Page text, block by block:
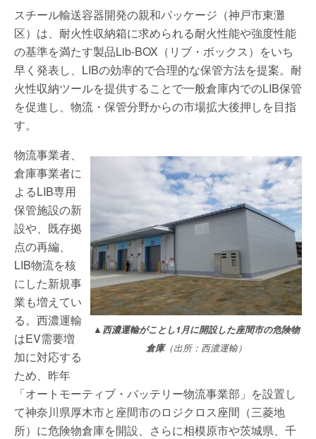
スチール輸送容器開発の親和パッケージ（神戸市東灘
区）は、耐火性収納箱に求められる耐火性能や強度性能
の基準を満たす製品Lib-BOX（リブ・ボックス）をいち
早く発表し、LIBの効率的で合理的な保管方法を提案。耐
火性収納ツールを提供することで一般倉庫内でのLIB保管
を促進し、物流・保管分野からの市場拡大後押しを目指
す。
▲西濃運輸がことし1月に開設した座間市の危険物
倉庫（出所：西濃運輸）
物流事業者、
倉庫事業者に
よるLIB専用
保管施設の新
設や、既存拠
点の再編、
LIB物流を核
にした新規事
業も増えてい
る。西濃運輸
はEV需要増
加に対応する
ため、昨年
「オートモーティブ・バッテリー物流事業部」を設置し
て神奈川県厚木市と座間市のロジクロス座間（三菱地
所）に危険物倉庫を開設、さらに相模原市や茨城県、千